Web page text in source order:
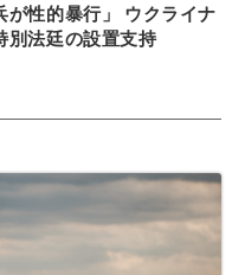
が性的暴行」 ウクライナ
別法廷の設置支持